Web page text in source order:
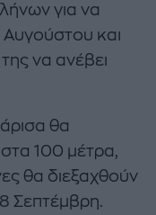
για να
Αυγούστου και
να ανέβει
θα
στα 100 μέτρα,
θα διεξαχθούν
Σεπτέμβρη.